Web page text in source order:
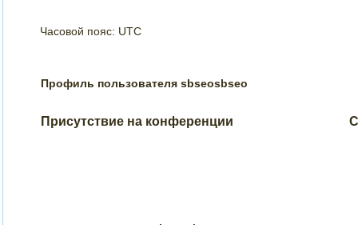
Часовой пояс: UTC
Профиль пользователя sbseosbseo
Присутствие на конференции